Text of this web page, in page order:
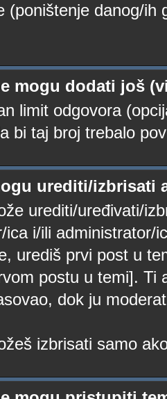
(poništenje danog/ih
mogu dodati još
limit odgovora
bi taj broj trebalo
urediti/izbrisati
urediti/uređivati/
ica i/ili administrator/
urediš prvi post u
postu u temi]. Ti
dok ju
izbrisati samo